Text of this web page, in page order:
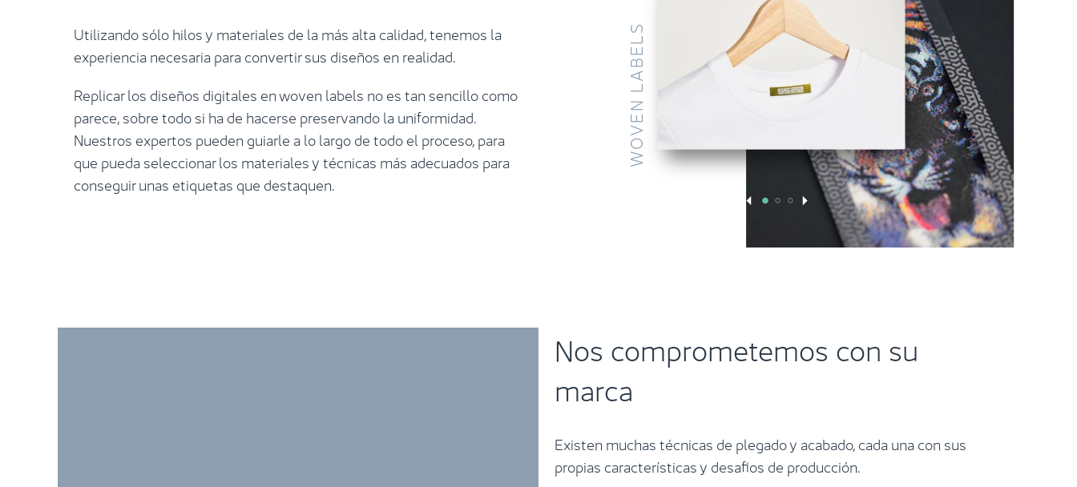
Utilizando sólo hilos y materiales de la más alta calidad, tenemos la
experiencia necesaria para convertir sus diseños en realidad.
Replicar los diseños digitales en woven labels no es tan sencillo como
parece, sobre todo si ha de hacerse preservando la uniformidad.
Nuestros expertos pueden guiarle a lo largo de todo el proceso, para
que pueda seleccionar los materiales y técnicas más adecuados para
conseguir unas etiquetas que destaquen.
Nos comprometemos con su
marca
Existen muchas técnicas de plegado y acabado, cada una con sus
propias características y desafios de producción.